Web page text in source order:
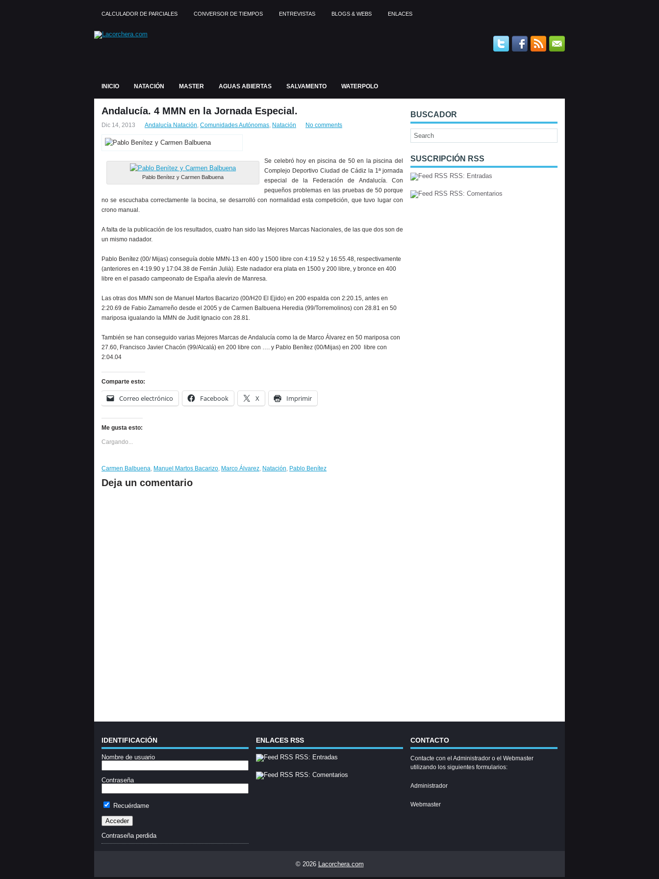
CALCULADOR DE PARCIALES CONVERSOR DE TIEMPOS ENTREVISTAS BLOGS & WEBS ENLACES
INICIO NATACIÓN MASTER AGUAS ABIERTAS SALVAMENTO WATERPOLO
Andalucía. 4 MMN en la Jornada Especial.
Dic 14, 2013 Andalucía Natación, Comunidades Autónomas, Natación No comments
Pablo Benítez y Carmen Balbuena
Se celebró hoy en piscina de 50 en la piscina del
Complejo Deportivo Ciudad de Cádiz la 1ª jornada
especial de la Federación de Andalucía. Con
pequeños problemas en las pruebas de 50 porque
no se escuchaba correctamente la bocina, se desarrolló con normalidad esta competición, que tuvo lugar con
crono manual.
A falta de la publicación de los resultados, cuatro han sido las Mejores Marcas Nacionales, de las que dos son de
un mismo nadador.
Pablo Benítez (00/ Mijas) conseguía doble MMN-13 en 400 y 1500 libre con 4:19.52 y 16:55.48, respectivamente
(anteriores en 4:19.90 y 17:04.38 de Ferrán Julià). Este nadador era plata en 1500 y 200 libre, y bronce en 400
libre en el pasado campeonato de España alevín de Manresa.
Las otras dos MMN son de Manuel Martos Bacarizo (00/H20 El Ejido) en 200 espalda con 2:20.15, antes en
2:20.69 de Fabio Zamarreño desde el 2005 y de Carmen Balbuena Heredia (99/Torremolinos) con 28.81 en 50
mariposa igualando la MMN de Judit Ignacio con 28.81.
También se han conseguido varias Mejores Marcas de Andalucía como la de Marco Álvarez en 50 mariposa con
27.60, Francisco Javier Chacón (99/Alcalá) en 200 libre con …. y Pablo Benítez (00/Mijas) en 200 libre con
2:04.04
Comparte esto:
Correo electrónico Facebook X Imprimir
Me gusta esto:
Cargando...
Carmen Balbuena, Manuel Martos Bacarizo, Marco Álvarez, Natación, Pablo Benítez
Deja un comentario
BUSCADOR
SUSCRIPCIÓN RSS
RSS: Entradas
RSS: Comentarios
IDENTIFICACIÓN
Nombre de usuario
Contraseña
Recuérdame
Contraseña perdida
ENLACES RSS
RSS: Entradas
RSS: Comentarios
CONTACTO
Contacte con el Administrador o el Webmaster
utilizando los siguientes formularios:
Administrador
Webmaster
© 2026 Lacorchera.com